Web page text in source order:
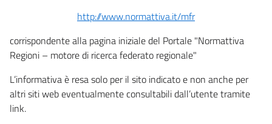
http://www.normattiva.it/mfr
corrispondente alla pagina iniziale del Portale "Normattiva
Regioni – motore di ricerca federato regionale"
L’informativa è resa solo per il sito indicato e non anche per
altri siti web eventualmente consultabili dall’utente tramite
link.